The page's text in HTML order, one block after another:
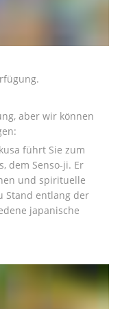
aber wir können
führt Sie zum
dem Senso-ji. Er
und spirituelle
Stand entlang der
japanische